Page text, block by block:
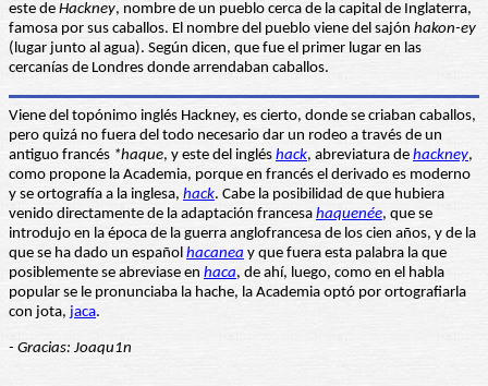
este de Hackney, nombre de un pueblo cerca de la capital de Inglaterra,
famosa por sus caballos. El nombre del pueblo viene del sajón hakon-ey
(lugar junto al agua). Según dicen, que fue el primer lugar en las
cercanías de Londres donde arrendaban caballos.
Viene del topónimo inglés Hackney, es cierto, donde se criaban caballos,
pero quizá no fuera del todo necesario dar un rodeo a través de un
antiguo francés *haque, y este del inglés hack, abreviatura de hackney,
como propone la Academia, porque en francés el derivado es moderno
y se ortografía a la inglesa, hack. Cabe la posibilidad de que hubiera
venido directamente de la adaptación francesa haquenée, que se
introdujo en la época de la guerra anglofrancesa de los cien años, y de la
que se ha dado un español hacanea y que fuera esta palabra la que
posiblemente se abreviase en haca, de ahí, luego, como en el habla
popular se le pronunciaba la hache, la Academia optó por ortografiarla
con jota, jaca.
- Gracias: Joaqu1n